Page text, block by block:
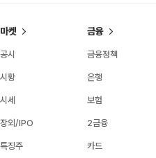
마켓
공시
시황
시세
장외/IPO
특징주
금융
금융정책
은행
보험
2금융
카드